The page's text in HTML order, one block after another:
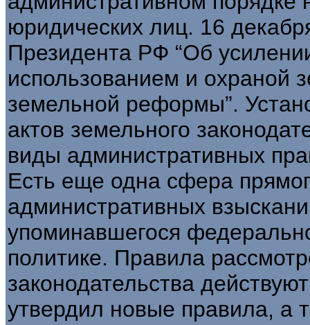
юридических лиц. 16
Президента РФ “Об
использованием и охраной
земельной реформы”.
актов земельного
виды административных
Есть еще одна сфера
административных
упоминавшегося
политике. Правила
законодательства
утвердил новые правила, а